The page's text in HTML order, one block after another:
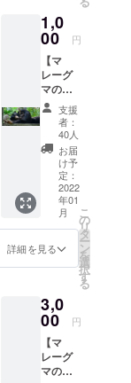
献すべく、
活動を行っ
ています。
1,0
00 円
【マ
レーグ
マの写
真 1
枚】 ・
ご支援
者様限
定！
BSBCC
のマ
レーグ
マの写
真を、
支援者
様のた
メール
でお送
りしま
す ※画
像はイ
メージ
支援
者：
40人
お届
け予
定：
2022
年01
月
詳細を見る
こ
の
リ
タ
ー
ン
を
選
択
す
る
3,0
00 円
【マ
レーグ
マの写